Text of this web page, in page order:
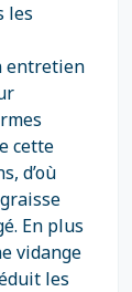
les
entretien
cette
d’où
En plus
vidange
les